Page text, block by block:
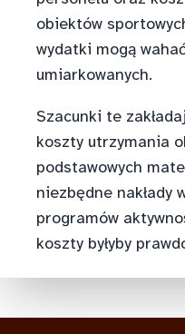
obiektów
wydatki mogą
umiarkowanych.
Szacunki te
koszty utrzymania
podstawowych
niezbędne nakłady
programów
koszty byłyby